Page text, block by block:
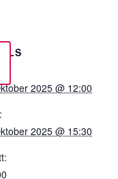
2025 @ 12:00
2025 @ 15:30